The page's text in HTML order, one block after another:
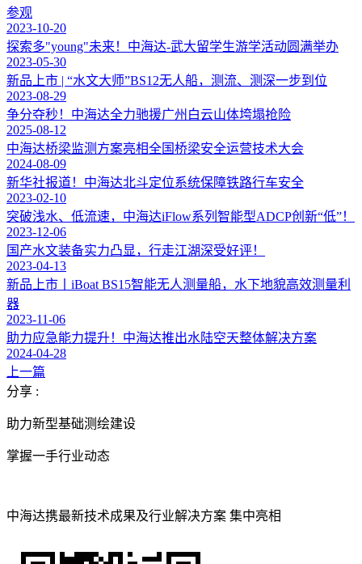
参观
2023-10-20
探索多"young"未来！中海达-武大留学生游学活动圆满举办
2023-05-30
新品上市 | “水文大师”BS12无人船，测流、测深一步到位
2023-08-29
争分夺秒！中海达全力驰援广州白云山体垮塌抢险
2025-08-12
中海达桥梁监测方案亮相全国桥梁安全运营技术大会
2024-08-09
新华社报道！中海达北斗定位系统保障铁路行车安全
2023-02-10
突破浅水、低流速，中海达iFlow系列智能型ADCP创新“低”！
2023-12-06
国产水文装备实力凸显，行走江湖深受好评！
2023-04-13
新品上市丨iBoat BS15智能无人测量船，水下地貌高效测量利
器
2023-11-06
助力应急能力提升！中海达推出水陆空天整体解决方案
2024-04-28
上一篇
分享 :
助力新型基础测绘建设
掌握一手行业动态
中海达携最新技术成果及行业解决方案 集中亮相